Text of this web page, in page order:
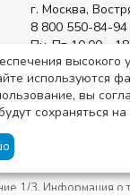
г. Москва,
8 800 550-84-94
Пн-Пт 10.00 -
order@detsad-
Посмотреть на
1/3. Информация о
высокого
используются
вы
сохраняться